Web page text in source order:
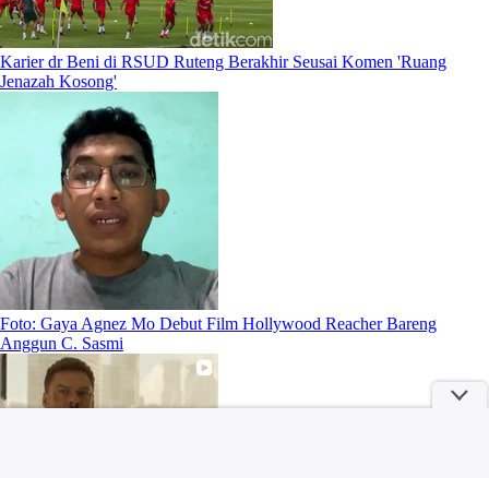
Karier dr Beni di RSUD Ruteng Berakhir Seusai Komen 'Ruang
Jenazah Kosong'
Foto: Gaya Agnez Mo Debut Film Hollywood Reacher Bareng
Anggun C. Sasmi